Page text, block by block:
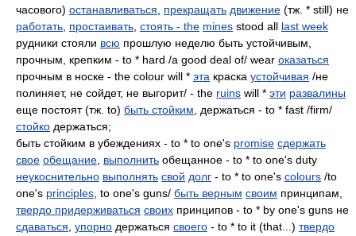
часового) останавливаться прекращать движение (тж. * still) не
работать простаивать стоять - the mines stood all last week
рудники стояли всю прошлую неделю быть устойчивым,
прочным, крепким - to * hard /a good deal of/ wear оказаться
прочным в носке - the colour will * эта краска устойчивая /не
полиняет, не сойдет, не выгорит/ - the ruins will * эти развалины
еще постоят (тж. to) быть стойким , держаться - to * fast /firm/
стойко держаться;
быть стойким в убеждениях - to * to one's promise сдержать
свое обещание выполнить обещанное - to * to one's duty
неукоснительно выполнять свой долг - to * to one's colours /to
one's principles , to one's guns/ быть верным своим принципам,
твердо придерживаться своих принципов - to * by one's guns не
сдаваться упорно держаться своего - to * to it (that...) твердо